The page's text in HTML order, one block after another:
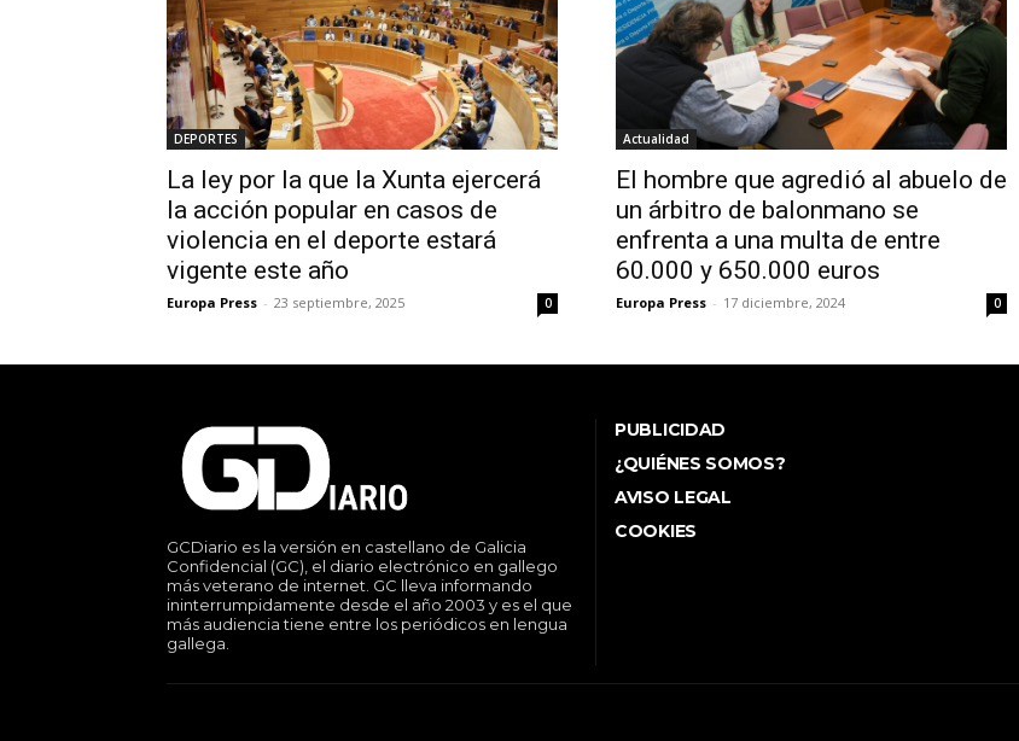
DEPORTES
La ley por la que la Xunta ejercerá
la acción popular en casos de
violencia en el deporte estará
vigente este año
Europa Press - 23 septiembre, 2025 0
Actualidad
El hombre que agredió al abuelo de
un árbitro de balonmano se
enfrenta a una multa de entre
60.000 y 650.000 euros
Europa Press - 17 diciembre, 2024 0
GCDiario es la versión en castellano de Galicia
Confidencial (GC), el diario electrónico en gallego
más veterano de internet. GC lleva informando
ininterrumpidamente desde el año 2003 y es el que
más audiencia tiene entre los periódicos en lengua
gallega.
PUBLICIDAD
¿QUIÉNES SOMOS?
AVISO LEGAL
COOKIES